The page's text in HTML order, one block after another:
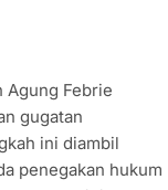
Agung Febrie
gugatan
ini diambil
penegakan hukum